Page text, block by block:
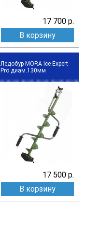
17 700 р.
В корзину
Ледобур MORA Ice Expert-
Pro диам.130мм
17 500 р.
В корзину